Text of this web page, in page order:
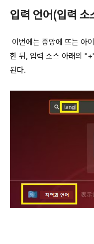
입력 언어(입력
이번에는 중앙에 뜨는 아
한 뒤, 입력 소스 아래의
된다.